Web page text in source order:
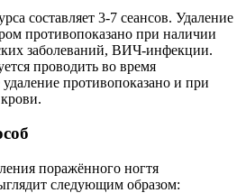
составляет 3-7 сеансов. Удаление
противопоказано при наличии
заболеваний, ВИЧ-инфекции.
проводить во время
противопоказано и при
поражённого ногтя
следующим образом: